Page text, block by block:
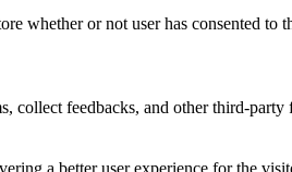
whether or not user has consented to
collect feedbacks, and other third-party
a better user experience for the